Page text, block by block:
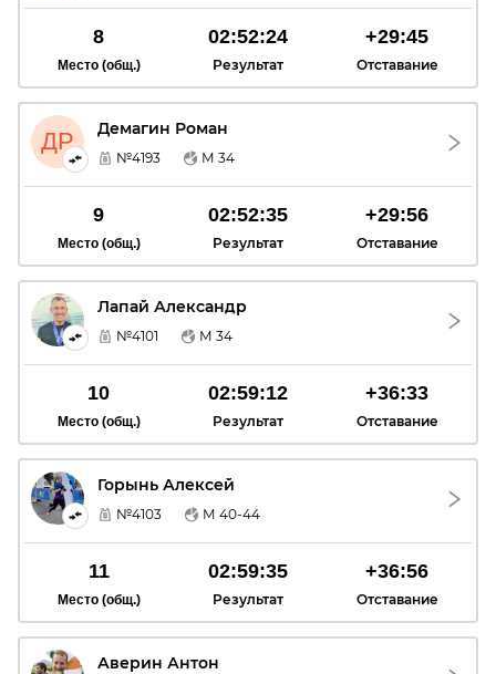
8
Место (общ.)
02:52:24
Результат
+29:45
Отставание
ДР Демагин Роман
№4193 М 34
9
Место (общ.)
02:52:35
Результат
+29:56
Отставание
ЛА Лапай Александр
№4101 М 34
10
Место (общ.)
02:59:12
Результат
+36:33
Отставание
ГА Горынь Алексей
№4103 М 40-44
11
Место (общ.)
02:59:35
Результат
+36:56
Отставание
Аверин Антон